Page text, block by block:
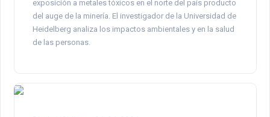
exposición a metales tóxicos en el norte del país producto
del auge de la minería. El investigador de la Universidad de
Heidelberg analiza los impactos ambientales y en la salud
de las personas.